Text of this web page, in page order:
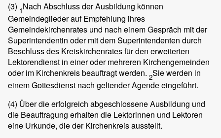
(3) 1Nach Abschluss der Ausbildung können
Gemeindeglieder auf Empfehlung ihres
Gemeindekirchenrates und nach einem Gespräch mit der
Superintendentin oder mit dem Superintendenten durch
Beschluss des Kreiskirchenrates für den erweiterten
Lektorendienst in einer oder mehreren Kirchengemeinden
oder im Kirchenkreis beauftragt werden. 2Sie werden in
einem Gottesdienst nach geltender Agende eingeführt.
(4) Über die erfolgreich abgeschlossene Ausbildung und
die Beauftragung erhalten die Lektorinnen und Lektoren
eine Urkunde, die der Kirchenkreis ausstellt.